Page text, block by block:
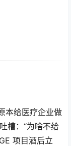
本给医疗企业做
槽：“为啥不给
项目酒后立